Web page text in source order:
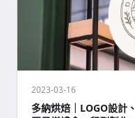
2023-03-16
多納烘焙｜LOGO設計